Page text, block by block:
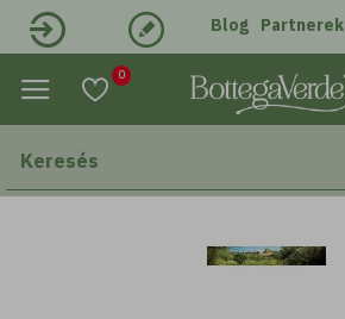
Belépés Regisztráció
Blog Partnerek
0